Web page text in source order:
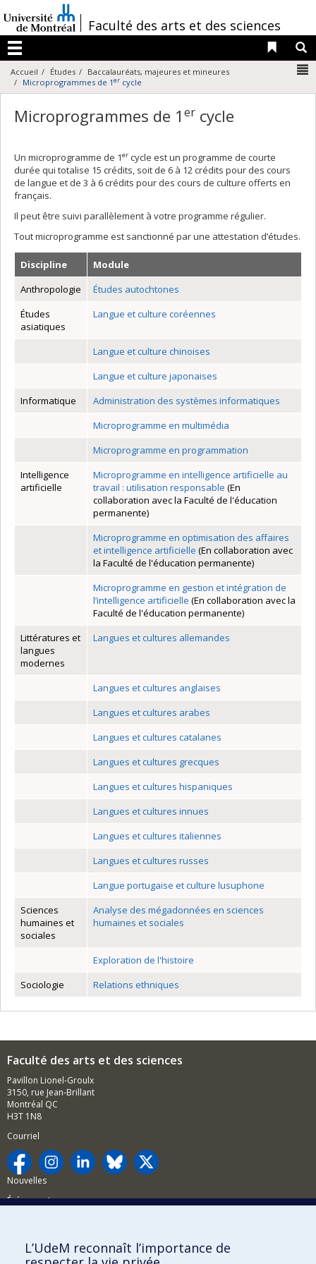
au
contenu
/Faculté des arts et des sciences
Menu
Liens
Accueil Études
Baccalauréats, majeures et mineures
Microprogrammes de 1er cycle
Microprogrammes de 1 er cycle
Un microprogramme de 1er cycle est un programme de courte
durée qui totalise 15 crédits, soit de 6 à 12 crédits pour des cours
de langue et de 3 à 6 crédits pour des cours de culture offerts en
français.
Il peut être suivi parallèlement à votre programme régulier.
Tout microprogramme est sanctionné par une attestation d’études.
Discipline
Module
Anthropologie
Études autochtones
Études
asiatiques
Langue et culture coréennes
Langue et culture chinoises
Langue et culture japonaises
Informatique
Administration des systèmes informatiques
Microprogramme en multimédia
Microprogramme en programmation
Intelligence
artificielle
Microprogramme en intelligence artificielle au
travail : utilisation responsable (En
collaboration avec la Faculté de l'éducation
permanente)
Microprogramme en optimisation des affaires
et intelligence artificielle (En collaboration avec
la Faculté de l'éducation permanente)
Microprogramme en gestion et intégration de
l’intelligence artificielle (En collaboration avec la
Faculté de l'éducation permanente)
Littératures et
langues
modernes
Langues et cultures allemandes
Langues et cultures anglaises
Langues et cultures arabes
Langues et cultures catalanes
Langues et cultures grecques
Langues et cultures hispaniques
Langues et cultures innues
Langues et cultures italiennes
Langues et cultures russes
Langue portugaise et culture lusuphone
Sciences
humaines et
sociales
Analyse des mégadonnées en sciences
humaines et sociales
Exploration de l'histoire
Sociologie
Relations ethniques
Faculté des arts et des sciences
Pavillon Lionel-Groulx
3150, rue Jean-Brillant
Montréal QC
H3T 1N8
Courriel
Nouvelles
Événements
BESOIN D'AIDE?
L’UdeM reconnaît l’importance de